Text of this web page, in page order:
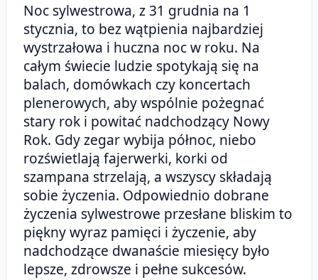
Noc sylwestrowa, z 31 grudnia na 1
stycznia, to bez wątpienia najbardziej
wystrzałowa i huczna noc w roku. Na
całym świecie ludzie spotykają się na
balach, domówkach czy koncertach
plenerowych, aby wspólnie pożegnać
stary rok i powitać nadchodzący Nowy
Rok. Gdy zegar wybija północ, niebo
rozświetlają fajerwerki, korki od
szampana strzelają, a wszyscy składają
sobie życzenia. Odpowiednio dobrane
życzenia sylwestrowe przesłane bliskim to
piękny wyraz pamięci i życzenie, aby
nadchodzące dwanaście miesięcy było
lepsze, zdrowsze i pełne sukcesów.